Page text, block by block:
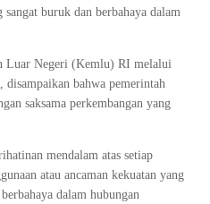
buruk dan berbahaya dalam
Luar Negeri (Kemlu) RI melalui
bahwa pemerintah
saksama perkembangan yang
mendalam atas setiap
atau ancaman kekuatan yang
dalam hubungan